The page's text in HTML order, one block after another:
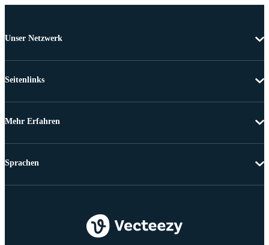
Unser Netzwerk
Seitenlinks
Mehr Erfahren
Sprachen